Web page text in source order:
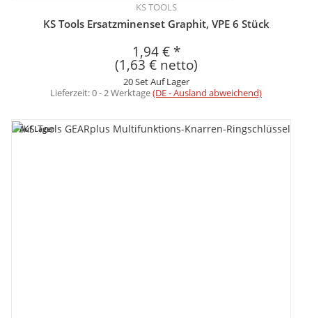
KS TOOLS
KS Tools Ersatzminenset Graphit, VPE 6 Stück
1,94 € *
(1,63 € netto)
20 Set Auf Lager
Lieferzeit:0 - 2 Werktage(DE - Ausland abweichend)
Auf Lager